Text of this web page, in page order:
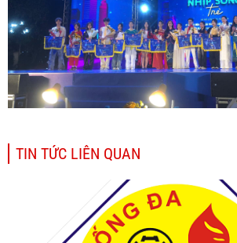
TIN TỨC LIÊN QUAN